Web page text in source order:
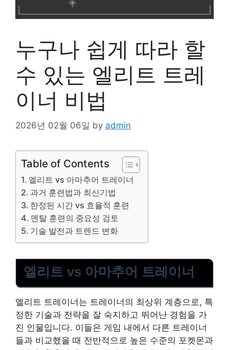
누구나 쉽게 따라 할
수 있는 엘리트 트레
이너 비법
2026년 02월 06일 by admin
Table of Contents
엘리트 vs 아마추어 트레이너
과거 훈련법과 최신기법
한정된 시간 vs 효율적 훈련
멘탈 훈련의 중요성 검토
기술 발전과 트렌드 변화
엘리트 vs 아마추어 트레이너
엘리트 트레이너는 트레이너의 최상위 계층으로, 특
정한 기술과 전략을 잘 숙지하고 뛰어난 경험을 가
진 인물입니다. 이들은 게임 내에서 다른 트레이너
들과 비교했을 때 전반적으로 높은 수준의 포켓몬과